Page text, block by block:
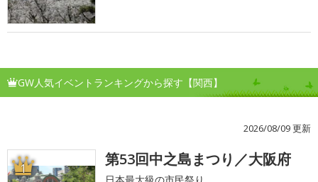
GW人気イベントランキングから探す【関西】
2026/08/09 更新
1 第53回中之島まつり／大阪府